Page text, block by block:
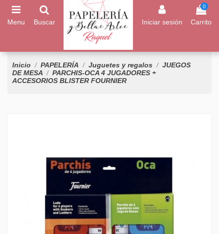
Menu Buscar Iniciar sesión
0
Carrito
Inicio PAPELERÍA Juguetes y regalos
JUEGOS
DE MESA
PARCHIS-OCA 4 JUGADORES +
ACCESORIOS BLISTER FOURNIER